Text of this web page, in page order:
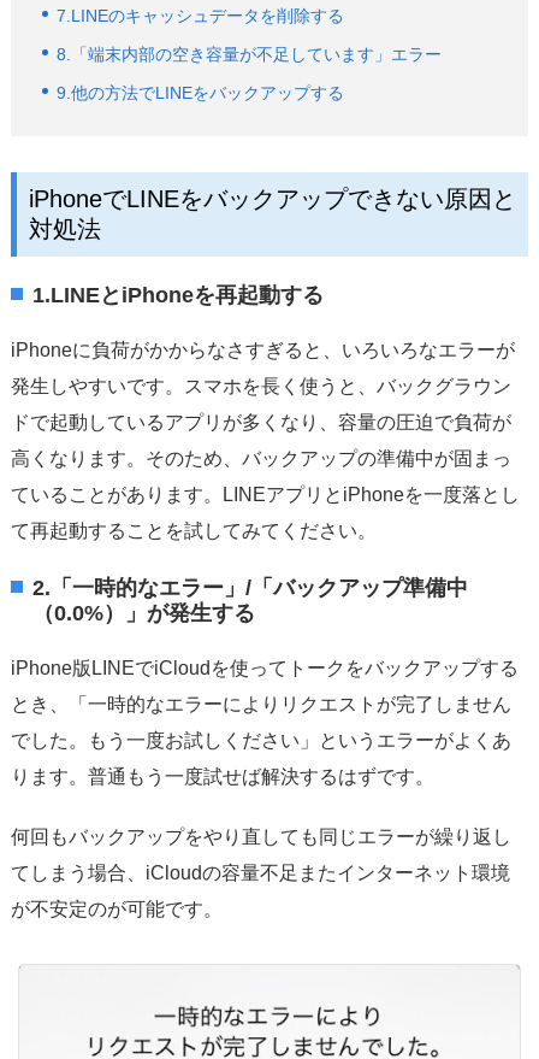
7.LINEのキャッシュデータを削除する
8.「端末内部の空き容量が不足しています」エラー
9.他の方法でLINEをバックアップする
iPhoneでLINEをバックアップできない原因と
対処法
1.LINEとiPhoneを再起動する
iPhoneに負荷がかからなさすぎると、いろいろなエラーが
発生しやすいです。スマホを長く使うと、バックグラウン
ドで起動しているアプリが多くなり、容量の圧迫で負荷が
高くなります。そのため、バックアップの準備中が固まっ
ていることがあります。LINEアプリとiPhoneを一度落とし
て再起動することを試してみてください。
2.「一時的なエラー」/「バックアップ準備中
（0.0%）」が発生する
iPhone版LINEでiCloudを使ってトークをバックアップする
とき、「一時的なエラーによりリクエストが完了しません
でした。もう一度お試しください」というエラーがよくあ
ります。普通もう一度試せば解決するはずです。
何回もバックアップをやり直しても同じエラーが繰り返し
てしまう場合、iCloudの容量不足またインターネット環境
が不安定のが可能です。